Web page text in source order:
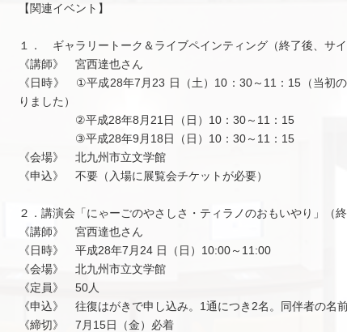
【関連イベント】
１． ギャラリートーク＆ライブペインティング（終了後、サイ
《講師》 宮西達也さん
《日時》 ①平成28年7月23 日（土）10：30～11：15（当初
りました）
②平成28年8月21日（日）10：30～11：15
③平成28年9月18日（日）10：30～11：15
《会場》 北九州市立文学館
《申込》 不要（入場に展覧会チケットが必要）
２．講演会「にゃーごのやさしさ・ティラノのおもいやり」（終
《講師》 宮西達也さん
《日時》 平成28年7月24 日（日）10:00～11:00
《会場》 北九州市立文学館
《定員》 50人
《申込》 往復はがきで申し込み。1通につき2名。同伴者の名前
《締切》 7月15日（金）必着